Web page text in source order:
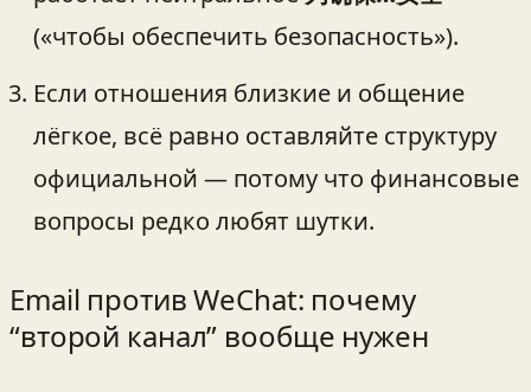
(«чтобы обеспечить безопасность»).
Если отношения близкие и общение
лёгкое, всё равно оставляйте структуру
официальной — потому что финансовые
вопросы редко любят шутки.
Email против WeChat: почему
“второй канал” вообще нужен